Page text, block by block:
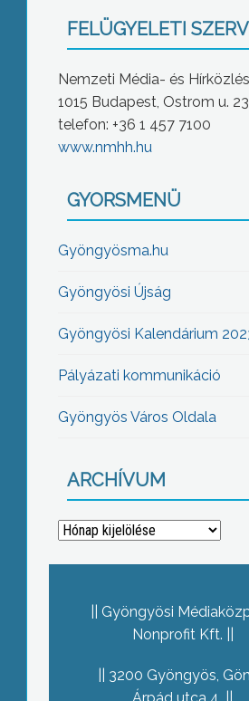
FELÜGYELETI
Nemzeti Média- és
1015 Budapest, Ostrom u.
telefon: +36 1 457 7100
www.nmhh.hu
GYORSMENÜ
Gyöngyösma.hu
Gyöngyösi Újság
Gyöngyösi Kalendárium
Pályázati kommunikáció
Gyöngyös Város Oldala
ARCHÍVUM
Archívum
Gyöngyösi
Nonprofit Kft.
3200 Gyöngyös,